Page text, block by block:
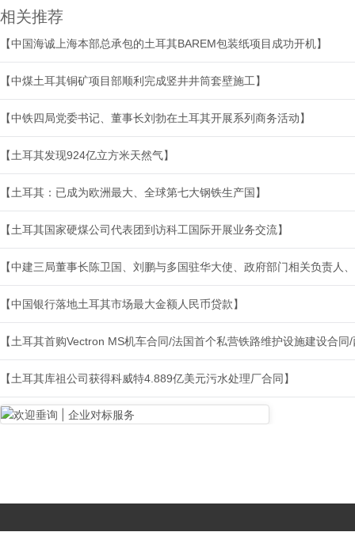
相关推荐
【中国海诚上海本部总承包的土耳其BAREM包装纸项目成功开机】
【中煤土耳其铜矿项目部顺利完成竖井井筒套壁施工】
【中铁四局党委书记、董事长刘勃在土耳其开展系列商务活动】
【土耳其发现924亿立方米天然气】
【土耳其：已成为欧洲最大、全球第七大钢铁生产国】
【土耳其国家硬煤公司代表团到访科工国际开展业务交流】
【中建三局董事长陈卫国、刘鹏与多国驻华大使、政府部门相关负责人
【中国银行落地土耳其市场最大金额人民币贷款】
【土耳其首购Vectron MS机车合同/法国首个私营铁路维护设施建设合
【土耳其库祖公司获得科威特4.889亿美元污水处理厂合同】